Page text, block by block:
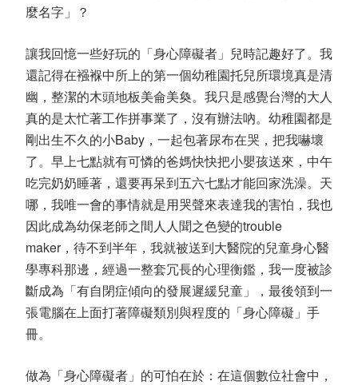
麼名字」？
讓我回憶一些好玩的「身心障礙者」兒時記趣好了。我
還記得在襁褓中所上的第一個幼稚園托兒所環境真是清
幽，整潔的木頭地板美侖美奐。我只是感覺台灣的大人
真的是太忙著工作拼事業了，沒有辦法吶。幼稚園都是
剛出生不久的小Baby，一起包著尿布在哭，把我嚇壞
了。早上七點就有可憐的爸媽快快把小嬰孩送來，中午
吃完奶奶睡著，還要再呆到五六七點才能回家洗澡。天
哪，我唯一會的事情就是用哭聲來表達我的害怕，我也
因此成為幼保老師之間人人聞之色變的trouble
maker，待不到半年，我就被送到大醫院的兒童身心醫
學專科那邊，經過一整套冗長的心理衡鑑，我一度被診
斷成為「有自閉症傾向的發展遲緩兒童」，最後領到一
張電腦在上面打著障礙類別與程度的「身心障礙」手
冊。
做為「身心障礙者」的可怕在於：在這個數位社會中，